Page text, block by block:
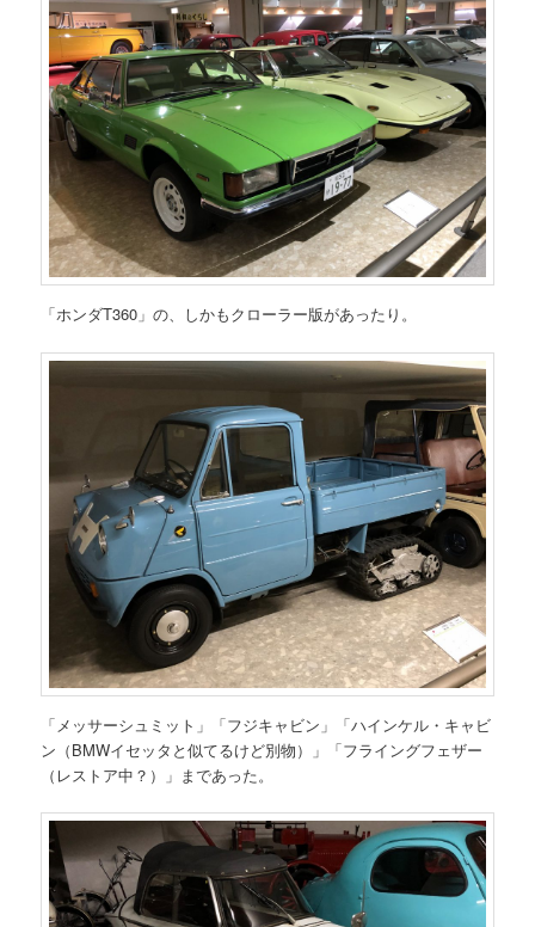
「ホンダT360」の、しかもクローラー版があったり。
「メッサーシュミット」「フジキャビン」「ハインケル・キャビ
ン（BMWイセッタと似てるけど別物）」「フライングフェザー
（レストア中？）」まであった。